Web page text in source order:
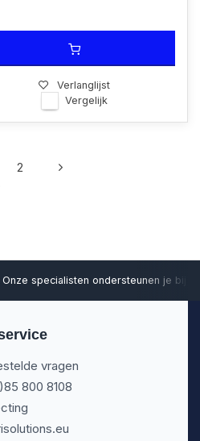
Verlanglijst
Vergelijk
2
Onze specialisten ondersteunen je bij
vragen
800 8108